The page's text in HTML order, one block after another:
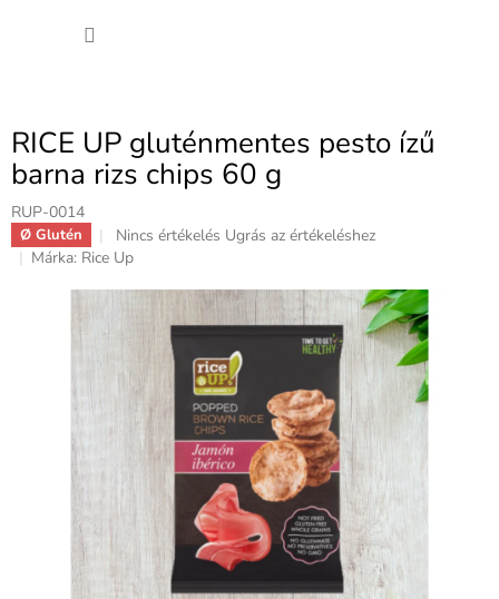
RICE UP gluténmentes pesto ízű
barna rizs chips 60 g
RUP-0014
Ø Glutén
A
termék
értékelése
Nincs értékelés Ugrás az értékeléshez
Márka: Rice Up